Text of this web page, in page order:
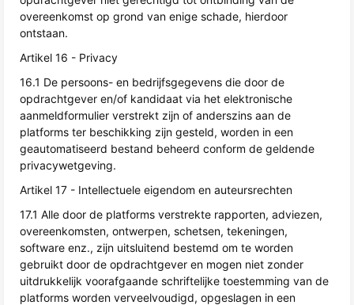
overeenkomst op grond van enige schade, hierdoor
ontstaan.
Artikel 16 - Privacy
16.1 De persoons- en bedrijfsgegevens die door de
opdrachtgever en/of kandidaat via het elektronische
aanmeldformulier verstrekt zijn of anderszins aan de
platforms ter beschikking zijn gesteld, worden in een
geautomatiseerd bestand beheerd conform de geldende
privacywetgeving.
Artikel 17 - Intellectuele eigendom en auteursrechten
17.1 Alle door de platforms verstrekte rapporten, adviezen,
overeenkomsten, ontwerpen, schetsen, tekeningen,
software enz., zijn uitsluitend bestemd om te worden
gebruikt door de opdrachtgever en mogen niet zonder
uitdrukkelijk voorafgaande schriftelijke toestemming van de
platforms worden verveelvoudigd, opgeslagen in een